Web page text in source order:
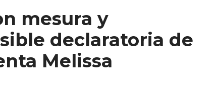
mesura y
declaratoria de
Melissa